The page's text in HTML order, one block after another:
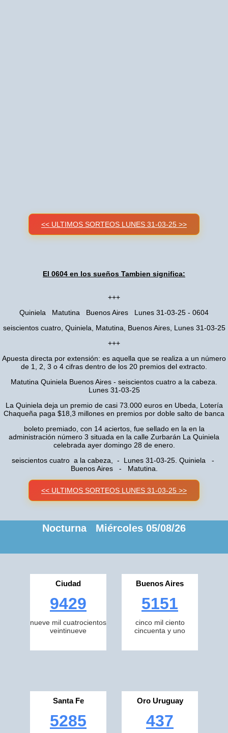
<< ULTIMOS SORTEOS LUNES 31-03-25 >>
El 0604 en los sueños Tambien significa:
+++
Quiniela Matutina Buenos Aires Lunes 31-03-25 - 0604
seiscientos cuatro, Quiniela, Matutina, Buenos Aires, Lunes 31-03-25
+++
Apuesta directa por extensión: es aquella que se realiza a un número
de 1, 2, 3 o 4 cifras dentro de los 20 premios del extracto.
Matutina Quiniela Buenos Aires - seiscientos cuatro a la cabeza.
Lunes 31-03-25
La Quiniela deja un premio de casi 73.000 euros en Ubeda, Lotería
Chaqueña paga $18,3 millones en premios por doble salto de banca
boleto premiado, con 14 aciertos, fue sellado en la en la
administración número 3 situada en la calle Zurbarán La Quiniela
celebrada ayer domingo 28 de enero.
seiscientos cuatro a la cabeza, - Lunes 31-03-25. Quiniela -
Buenos Aires - Matutina.
<< ULTIMOS SORTEOS LUNES 31-03-25 >>
Nocturna Miércoles 05/08/26
Ciudad
9429
nueve mil cuatrocientos
veintinueve
Buenos Aires
5151
cinco mil ciento
cincuenta y uno
Santa Fe
5285
Oro Uruguay
437